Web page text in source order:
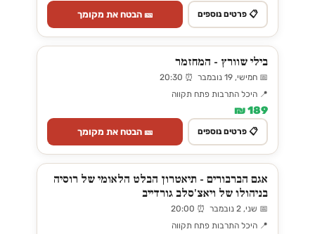
📋 פרטים נוספים 🎫 הבטח את מקומך
בילי שוורץ - המחזמר
📅 חמישי, 19 נובמבר ⏰ 20:30
📍 היכל התרבות פתח תקווה
189 ₪
📋 פרטים נוספים 🎫 הבטח את מקומך
אגם הברבורים - תיאטרון הבלט הלאומי של רוסיה
בניהולו של ויאצ'סלב גורדייב
📅 שני, 2 נובמבר ⏰ 20:00
📍 היכל התרבות פתח תקווה